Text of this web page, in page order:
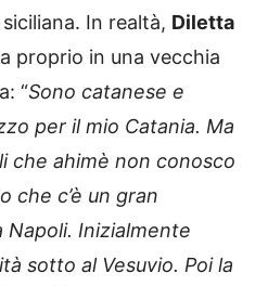
In realtà, Diletta
proprio in una vecchia
“Sono catanese e
per il mio Catania. Ma
che ahimè non conosco
che c’è un gran
Inizialmente
sotto al Vesuvio. Poi la